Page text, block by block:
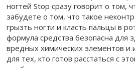
ногтей Stop сразу говорит о том,
забудете о том, что такое
грызть ногти и класть пальцы в
формула средства безопасна для
вредных химических элементов и
для тех, кто готов расстаться с